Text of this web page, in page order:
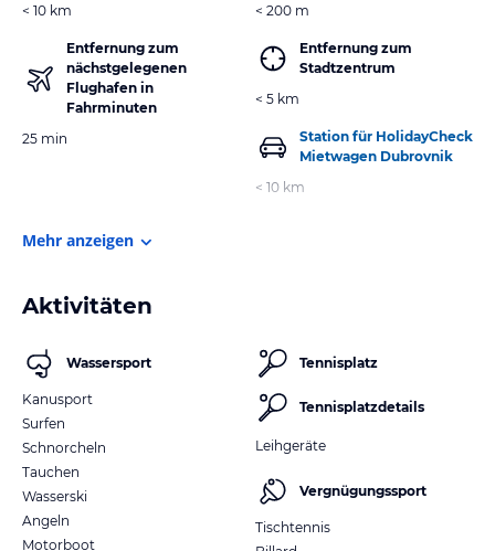
< 10 km
Entfernung zum
nächstgelegenen
Flughafen in
Fahrminuten
25 min
< 200 m
Entfernung zum
Stadtzentrum
< 5 km
Station für HolidayCheck
Mietwagen Dubrovnik
< 10 km
Mehr anzeigen
Aktivitäten
Wassersport
Kanusport
Surfen
Schnorcheln
Tauchen
Wasserski
Angeln
Motorboot
Tennisplatz
Tennisplatzdetails
Leihgeräte
Vergnügungssport
Tischtennis